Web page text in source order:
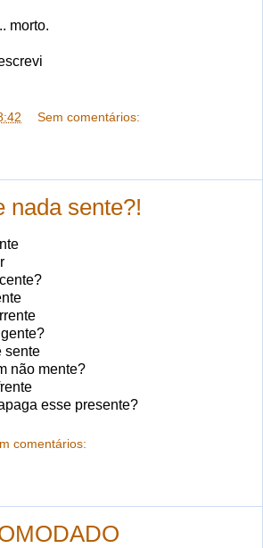
morto.
Sem comentários:
nada sente?!
sente
não mente?
esse presente?
comentários: